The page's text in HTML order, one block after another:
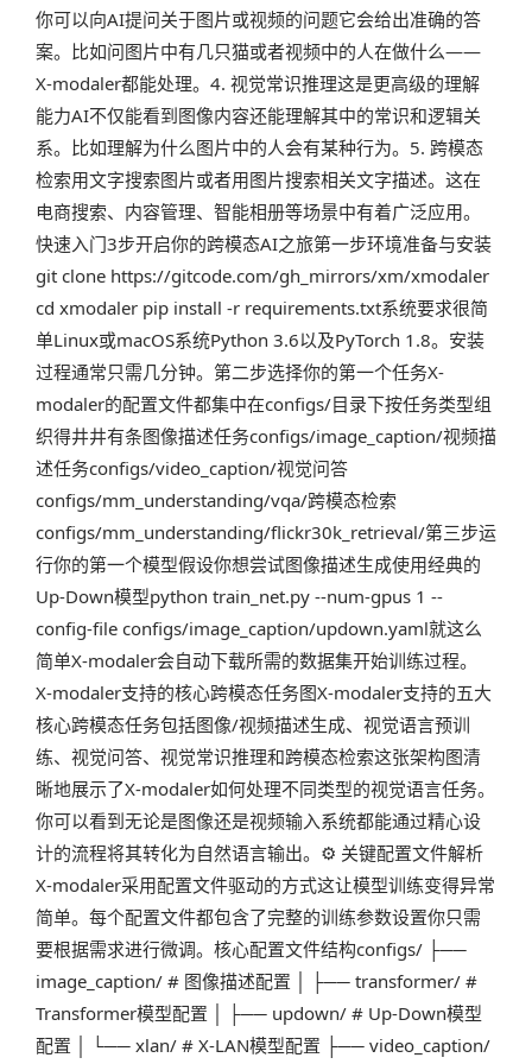
你可以向AI提问关于图片或视频的问题它会给出准确的答
案。比如问图片中有几只猫或者视频中的人在做什么——
X-modaler都能处理。4. 视觉常识推理这是更高级的理解
能力AI不仅能看到图像内容还能理解其中的常识和逻辑关
系。比如理解为什么图片中的人会有某种行为。5. 跨模态
检索用文字搜索图片或者用图片搜索相关文字描述。这在
电商搜索、内容管理、智能相册等场景中有着广泛应用。
快速入门3步开启你的跨模态AI之旅第一步环境准备与安装
git clone https://gitcode.com/gh_mirrors/xm/xmodaler
cd xmodaler pip install -r requirements.txt系统要求很简
单Linux或macOS系统Python 3.6以及PyTorch 1.8。安装
过程通常只需几分钟。第二步选择你的第一个任务X-
modaler的配置文件都集中在configs/目录下按任务类型组
织得井井有条图像描述任务configs/image_caption/视频描
述任务configs/video_caption/视觉问答
configs/mm_understanding/vqa/跨模态检索
configs/mm_understanding/flickr30k_retrieval/第三步运
行你的第一个模型假设你想尝试图像描述生成使用经典的
Up-Down模型python train_net.py --num-gpus 1 --
config-file configs/image_caption/updown.yaml就这么
简单X-modaler会自动下载所需的数据集开始训练过程。️
X-modaler支持的核心跨模态任务图X-modaler支持的五大
核心跨模态任务包括图像/视频描述生成、视觉语言预训
练、视觉问答、视觉常识推理和跨模态检索这张架构图清
晰地展示了X-modaler如何处理不同类型的视觉语言任务。
你可以看到无论是图像还是视频输入系统都能通过精心设
计的流程将其转化为自然语言输出。⚙️ 关键配置文件解析
X-modaler采用配置文件驱动的方式这让模型训练变得异常
简单。每个配置文件都包含了完整的训练参数设置你只需
要根据需求进行微调。核心配置文件结构configs/ ├──
image_caption/ # 图像描述配置 │ ├── transformer/ #
Transformer模型配置 │ ├── updown/ # Up-Down模型
配置 │ └── xlan/ # X-LAN模型配置 ├── video_caption/